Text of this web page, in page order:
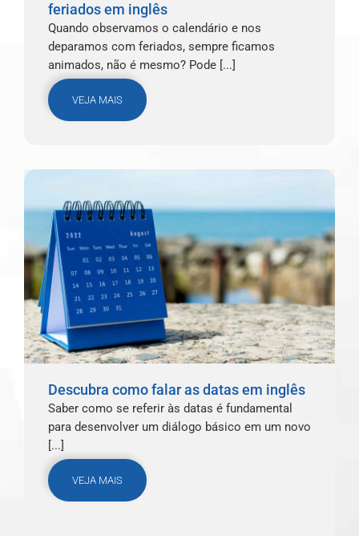
feriados em inglês
Quando observamos o calendário e nos
deparamos com feriados, sempre ficamos
animados, não é mesmo? Pode [...]
VEJA MAIS
Descubra como falar as datas em inglês
Saber como se referir às datas é fundamental
para desenvolver um diálogo básico em um novo
[...]
VEJA MAIS